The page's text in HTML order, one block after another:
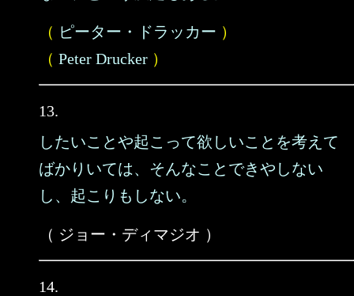
（ ピーター・ドラッカー ）
（ Peter Drucker ）
13.
したいことや起こって欲しいことを考えて
ばかりいては、そんなことできやしない
し、起こりもしない。
（ ジョー・ディマジオ ）
14.